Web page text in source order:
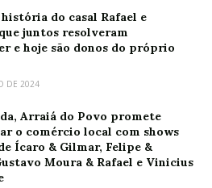
história do casal Rafael e
juntos resolveram
e hoje são donos do próprio
DE 2024
Arraiá do Povo promete
o comércio local com shows
Ícaro & Gilmar, Felipe &
Moura & Rafael e Vinicius